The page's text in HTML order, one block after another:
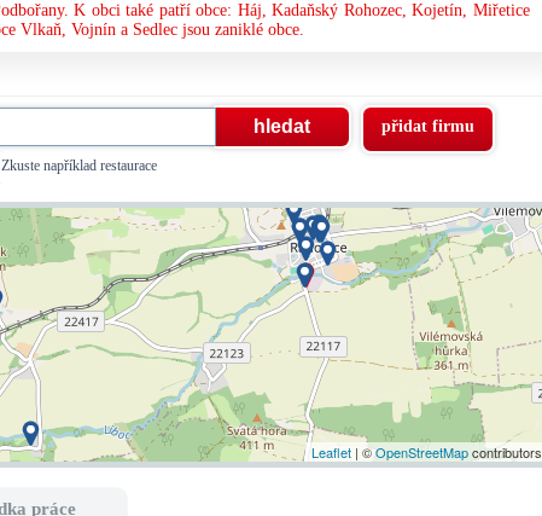
K obci také patří obce: Háj, Kadaňský Rohozec, Kojetín, Miřetice
Vlkaň, Vojnín a Sedlec jsou zaniklé obce.
například restaurace
přidat firmu
Leaflet | ©OpenStreetMapcontributors
práce